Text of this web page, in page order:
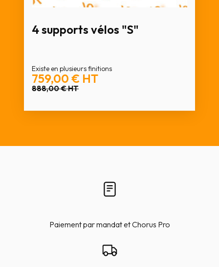
4 supports vélos "S"
Existe en plusieurs finitions
759,00 € HT
888,00 €HT
Paiement par mandat et Chorus Pro